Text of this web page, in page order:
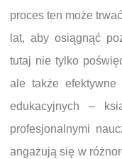
proces ten może
lat, aby osiągnąć
tutaj nie tylko
ale także efektywne
edukacyjnych –
profesjonalnymi
angażują się w